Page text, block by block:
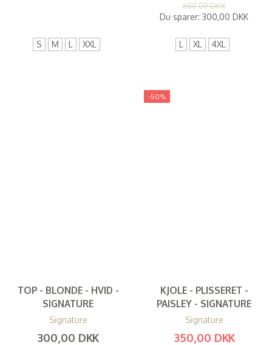
S M L XXL
600,00 DKK
Du sparer: 300,00 DKK
L XL 4XL
TOP - BLONDE - HVID -
SIGNATURE
Signature
300,00 DKK
-50%
KJOLE - PLISSERET -
PAISLEY - SIGNATURE
Signature
350,00 DKK